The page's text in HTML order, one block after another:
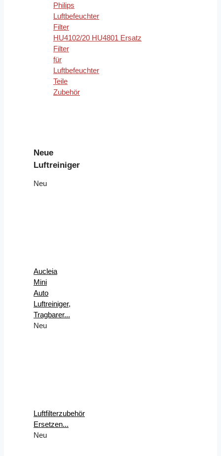
Philips
Luftbefeuchter
Filter
HU4102/20 HU4801 Ersatz
Filter
für
Luftbefeuchter
Teile
Zubehör
Neue
Luftreiniger
Neu
Aucleia
Mini
Auto
Luftreiniger,
Tragbarer...
Neu
Luftfilterzubehör
Ersetzen...
Neu